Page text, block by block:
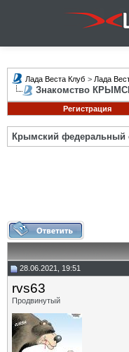
Лада Веста Клуб > Лада
Знакомство
Регистрация
Крымский федеральный
28.06.2021, 19:51
rvs63
Продвинутый